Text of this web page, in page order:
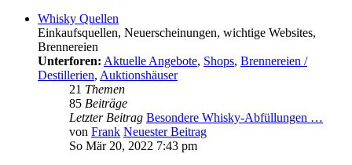
Whisky Quellen
Einkaufsquellen, Neuerscheinungen, wichtige Websites,
Brennereien
Unterforen: Aktuelle Angebote, Shops, Brennereien /
Destillerien, Auktionshäuser
21 Themen
85 Beiträge
Letzter Beitrag Besondere Whisky-Abfüllungen …
von Frank Neuester Beitrag
So Mär 20, 2022 7:43 pm